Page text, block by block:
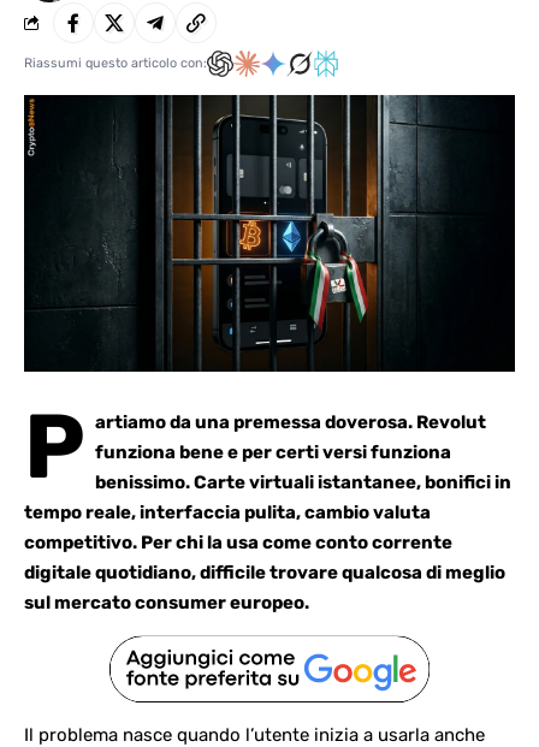
Riassumi questo articolo con:
P artiamo da una premessa doverosa. Revolut
funziona bene e per certi versi funziona
benissimo. Carte virtuali istantanee, bonifici in
tempo reale, interfaccia pulita, cambio valuta
competitivo. Per chi la usa come conto corrente
digitale quotidiano, difficile trovare qualcosa di meglio
sul mercato consumer europeo.
Il problema nasce quando l’utente inizia a usarla anche